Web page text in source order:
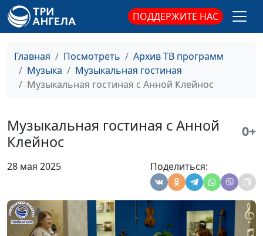
ПОДДЕРЖИТЕ НАС
Главная Посмотреть
Архив ТВ программ
Музыка
Музыкальная гостиная
Музыкальная гостиная с Анной Клейнос
Музыкальная гостиная с Анной
Клейнос
0+
28 мая 2025 Поделиться: